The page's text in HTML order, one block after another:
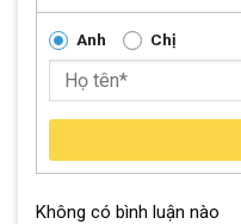
Anh Chị
Không có bình luận nào